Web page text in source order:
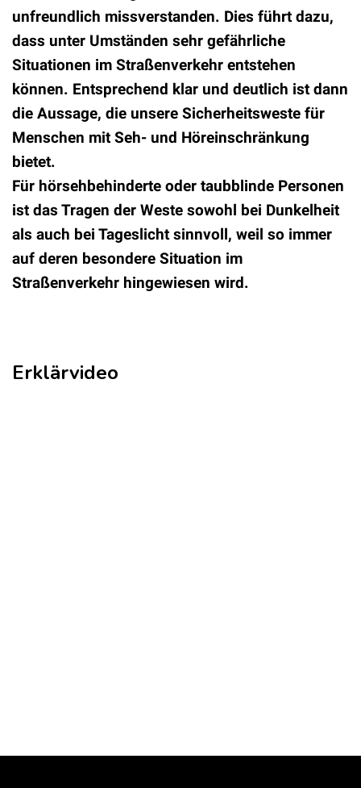
unfreundlich missverstanden. Dies führt dazu,
dass unter Umständen sehr gefährliche
Situationen im Straßenverkehr entstehen
können. Entsprechend klar und deutlich ist dann
die Aussage, die unsere Sicherheitsweste für
Menschen mit Seh- und Höreinschränkung
bietet.
Für hörsehbehinderte oder taubblinde Personen
ist das Tragen der Weste sowohl bei Dunkelheit
als auch bei Tageslicht sinnvoll, weil so immer
auf deren besondere Situation im
Straßenverkehr hingewiesen wird.
Erklärvideo